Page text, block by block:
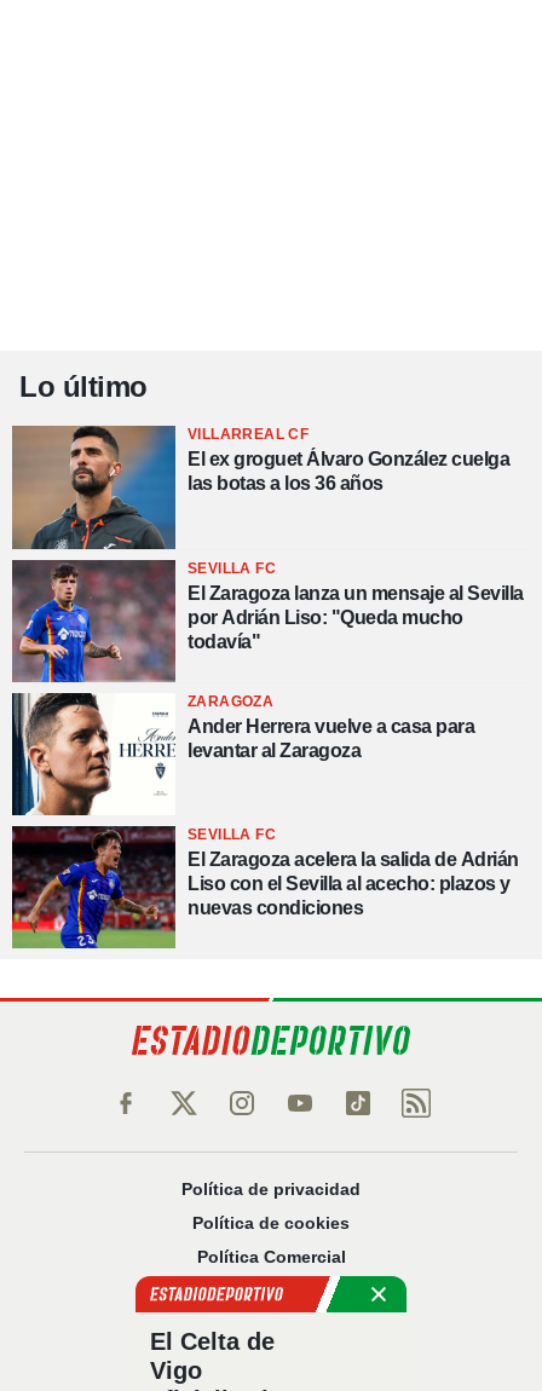
Lo último
VILLARREAL CF
El ex groguet Álvaro González cuelga
las botas a los 36 años
SEVILLA FC
El Zaragoza lanza un mensaje al Sevilla
por Adrián Liso: "Queda mucho
todavía"
ZARAGOZA
Ander Herrera vuelve a casa para
levantar al Zaragoza
SEVILLA FC
El Zaragoza acelera la salida de Adrián
Liso con el Sevilla al acecho: plazos y
nuevas condiciones
Política de privacidad
Política de cookies
Política Comercial
Aviso legal
El Celta de
Vigo